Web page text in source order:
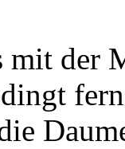
mit der